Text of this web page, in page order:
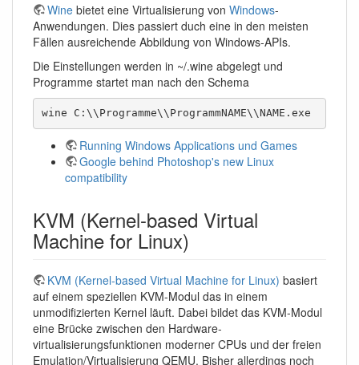
Wine bietet eine Virtualisierung von Windows-
Anwendungen. Dies passiert duch eine in den meisten
Fällen ausreichende Abbildung von Windows-APIs.
Die Einstellungen werden in ~/.wine abgelegt und
Programme startet man nach den Schema
wine C:\\Programme\\ProgrammNAME\\NAME.exe
Running Windows Applications und Games
Google behind Photoshop's new Linux
compatibility
KVM (Kernel-based Virtual
Machine for Linux)
KVM (Kernel-based Virtual Machine for Linux) basiert
auf einem speziellen KVM-Modul das in einem
unmodifizierten Kernel läuft. Dabei bildet das KVM-Modul
eine Brücke zwischen den Hardware-
virtualisierungsfunktionen moderner CPUs und der freien
Emulation/Virtualisierung QEMU. Bisher allerdings noch